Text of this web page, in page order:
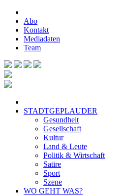
Abo
Kontakt
Mediadaten
Team
STADTGEPLAUDER
Gesundheit
Gesellschaft
Kultur
Land & Leute
Politik & Wirtschaft
Satire
Sport
Szene
WO GEHT WAS?